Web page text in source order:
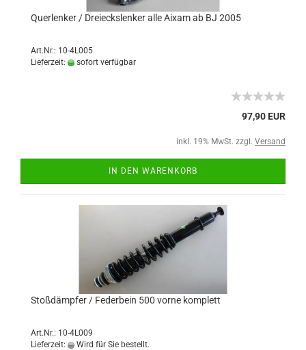
Querlenker / Dreieckslenker alle Aixam ab BJ 2005
Art.Nr.: 10-4L005
Lieferzeit:
sofort verfügbar
97,90 EUR
inkl. 19% MwSt. zzgl. Versand
IN DEN WARENKORB
Stoßdämpfer / Federbein 500 vorne komplett
Art.Nr.: 10-4L009
Lieferzeit:
Wird für Sie bestellt.